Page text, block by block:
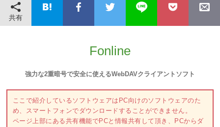
共有
Fonline
強力な2重暗号で安全に使えるWebDAVクライアントソフト
ここで紹介しているソフトウェアはPC向けのソフトウェアのた
め、スマートフォンでダウンロードすることができません。
ページ上部にある共有機能でPCと情報共有して頂き、PCからダ